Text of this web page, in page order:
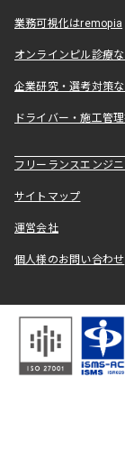
業務可視化はremopia
オンラインピル診療
企業研究・選考対策
ドライバー・施工管
フリーランスエンジ
サイトマップ
運営会社
個人様のお問い合わせ